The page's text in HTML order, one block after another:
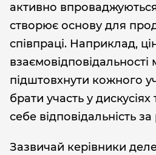
активно
створює основу для
співпраці. Наприклад,
підштовхнути кожного
брати участь у
себе відповідальність за
Зазвичай керівники